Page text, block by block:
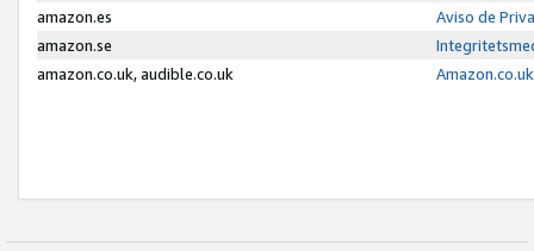
amazon.es
Aviso de
amazon.se
amazon.co.uk, audible.co.uk